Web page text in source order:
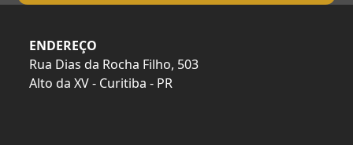
ENDEREÇO
Rua Dias da Rocha Filho, 503
Alto da XV - Curitiba - PR